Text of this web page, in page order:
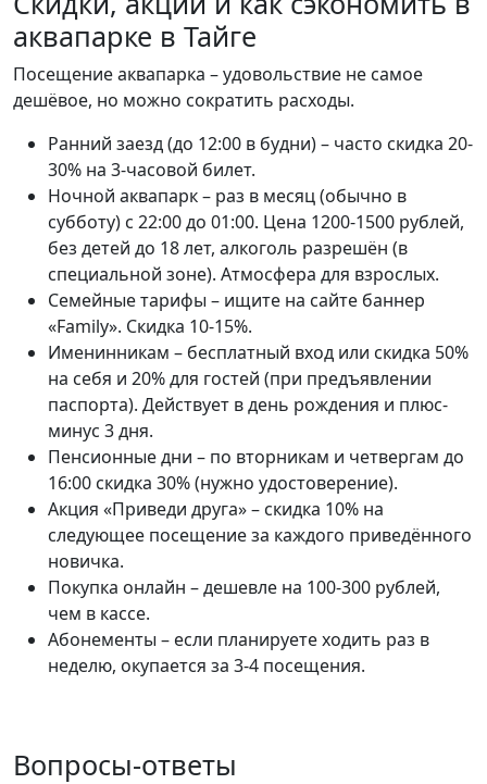
аквапарке в Тайге
Посещение аквапарка – удовольствие не самое
дешёвое, но можно сократить расходы.
Ранний заезд (до 12:00 в будни) – часто скидка 20-
30% на 3-часовой билет.
Ночной аквапарк – раз в месяц (обычно в
субботу) с 22:00 до 01:00. Цена 1200-1500 рублей,
без детей до 18 лет, алкоголь разрешён (в
специальной зоне). Атмосфера для взрослых.
Семейные тарифы – ищите на сайте баннер
«Family». Скидка 10-15%.
Именинникам – бесплатный вход или скидка 50%
на себя и 20% для гостей (при предъявлении
паспорта). Действует в день рождения и плюс-
минус 3 дня.
Пенсионные дни – по вторникам и четвергам до
16:00 скидка 30% (нужно удостоверение).
Акция «Приведи друга» – скидка 10% на
следующее посещение за каждого приведённого
новичка.
Покупка онлайн – дешевле на 100-300 рублей,
чем в кассе.
Абонементы – если планируете ходить раз в
неделю, окупается за 3-4 посещения.
Вопросы-ответы